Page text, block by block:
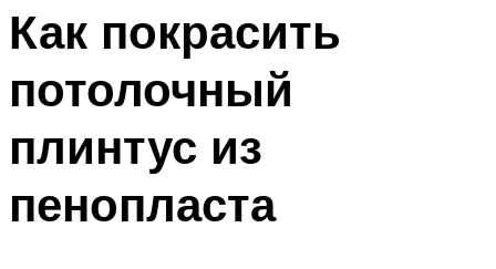
Как покрасить
потолочный
плинтус из
пенопласта